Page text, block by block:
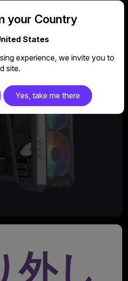
外し
your Country
States
experience, we invite you to
site.
Yes, take me there